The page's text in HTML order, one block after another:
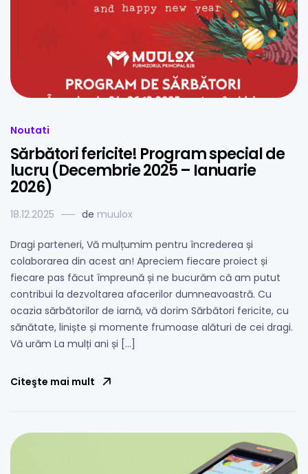
Noutati
Sărbători fericite! Program special de
lucru (Decembrie 2025 – Ianuarie
2026)
18.12.2025 de muulox
Dragi parteneri, Vă mulțumim pentru încrederea și
colaborarea din acest an! Apreciem fiecare proiect și
fiecare pas făcut împreună și ne bucurăm că am putut
contribui la dezvoltarea afacerilor dumneavoastră. Cu
ocazia sărbătorilor de iarnă, vă dorim Sărbători fericite, cu
sănătate, liniște și momente frumoase alături de cei dragi.
Vă urăm La mulți ani și […]
Citeşte mai mult